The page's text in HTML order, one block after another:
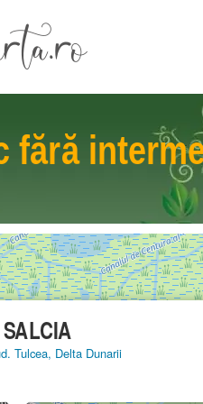
fără
Tulcea, Delta Dunarii